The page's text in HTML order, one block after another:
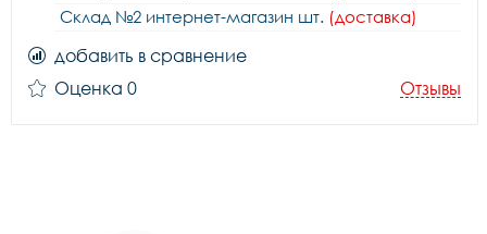
Склад №2 интернет-магазин шт. (доставка)
добавить в сравнение
Оценка 0
Отзывы